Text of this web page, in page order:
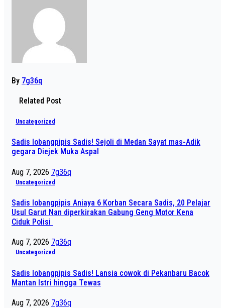
By 7g36q
Related Post
Uncategorized
Sadis lobangpipis Sadis! Sejoli di Medan Sayat mas-Adik
gegara Diejek Muka Aspal
Aug 7, 2026 7g36q
Uncategorized
Sadis lobangpipis Aniaya 6 Korban Secara Sadis, 20 Pelajar
Usul Garut Nan diperkirakan Gabung Geng Motor Kena
Ciduk Polisi
Aug 7, 2026 7g36q
Uncategorized
Sadis lobangpipis Sadis! Lansia cowok di Pekanbaru Bacok
Mantan Istri hingga Tewas
Aug 7, 2026 7g36q